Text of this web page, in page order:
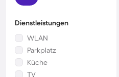
Dienstleistungen
WLAN
Parkplatz
Küche
TV